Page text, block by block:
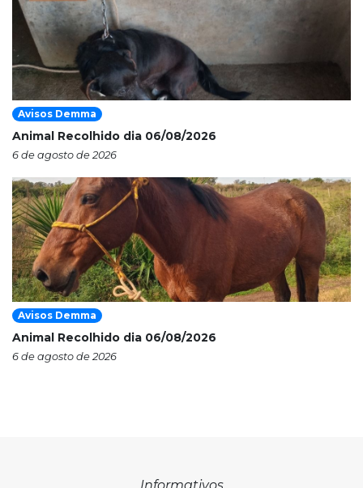
Avisos Demma
Animal Recolhido dia 06/08/2026
6 de agosto de 2026
Avisos Demma
Animal Recolhido dia 06/08/2026
6 de agosto de 2026